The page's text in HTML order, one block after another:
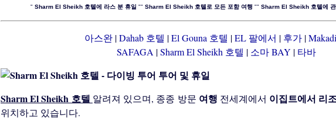
" Sharm El Sheikh 호텔에 라스 분 휴일 "" Sharm El Sheikh 호텔로 모든 포함 여행 "" Sharm El Sheikh 호텔에
아스완 |Dahab 호텔 |El Gouna 호텔 |EL 팔에서 | 후가 |
SAFAGA |Sharm El Sheikh 호텔 | 소마 BAY | 타바
투어 및 휴일
Sharm El Sheikh 호텔 알려져 있으며, 종종 방문 여행 전세계에서 이집트에서 리
위치하고 있습니다.